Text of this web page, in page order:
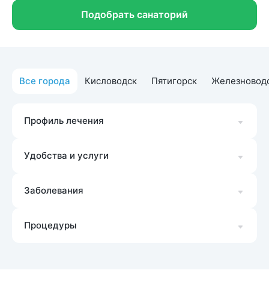
Подобрать санаторий
Все города Кисловодск Пятигорск
Профиль лечения
Удобства и услуги
Заболевания
Процедуры